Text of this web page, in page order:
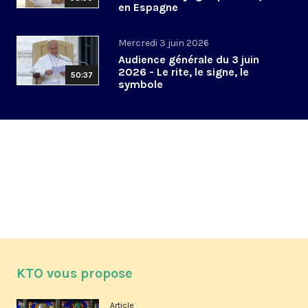
en Espagne
50:37
Mercredi 3 juin 2026
Audience générale du 3 juin
2026 - Le rite, le signe, le
symbole
KTO vous propose
Article